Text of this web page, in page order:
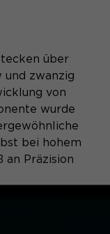
über
und zwanzig
von
wurde
bei hohem
an Präzision